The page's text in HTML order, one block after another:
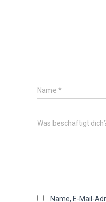
Name *
Was beschäftigt
Name, E-Mail-